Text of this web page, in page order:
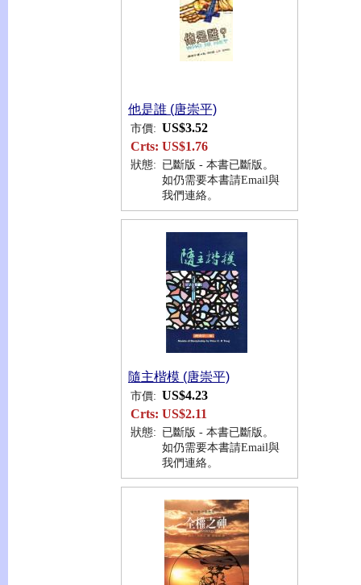
他是誰 (唐崇平)
市價: US$3.52
Crts: US$1.76
狀態: 已斷版 - 本書已斷版。
如仍需要本書請Email與
我們連絡。
隨主楷模 (唐崇平)
市價: US$4.23
Crts: US$2.11
狀態: 已斷版 - 本書已斷版。
如仍需要本書請Email與
我們連絡。